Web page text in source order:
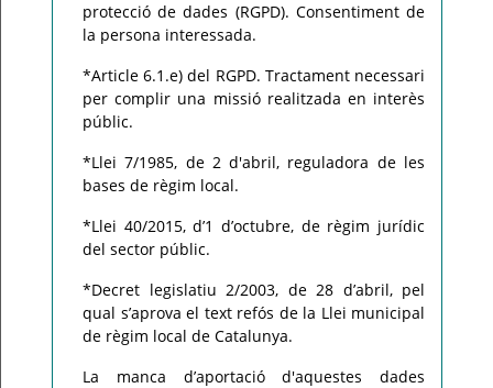
protecció de dades (RGPD). Consentiment de
la persona interessada.
*Article 6.1.e) del RGPD. Tractament necessari
per complir una missió realitzada en interès
públic.
*Llei 7/1985, de 2 d'abril, reguladora de les
bases de règim local.
*Llei 40/2015, d’1 d’octubre, de règim jurídic
del sector públic.
*Decret legislatiu 2/2003, de 28 d’abril, pel
qual s’aprova el text refós de la Llei municipal
de règim local de Catalunya.
La manca d’aportació d'aquestes dades